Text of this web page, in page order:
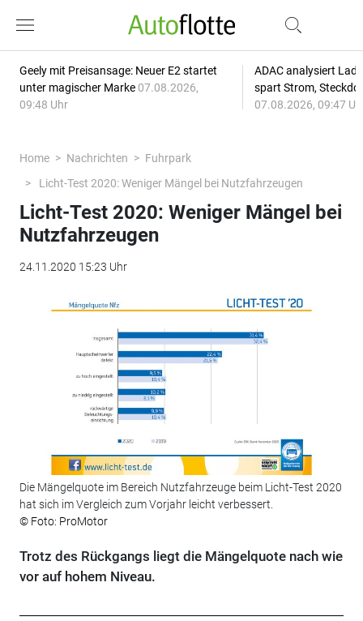
Geely mit Preisansage: Neuer E2 startet
unter magischer Marke 07.08.2026,
09:48 Uhr
ADAC analysiert
spart Strom,
07.08.2026, 09:47
Home Nachrichten
Fuhrpark
Licht-Test 2020: Weniger Mängel bei Nutzfahrzeugen
Licht-Test 2020: Weniger Mängel bei
Nutzfahrzeugen
24.11.2020 15:23 Uhr
Die Mängelquote im Bereich Nutzfahrzeuge beim Licht-Test 2020
hat sich im Vergleich zum Vorjahr leicht verbessert.
© Foto: ProMotor
Trotz des Rückgangs liegt die Mängelquote nach wie
vor auf hohem Niveau.